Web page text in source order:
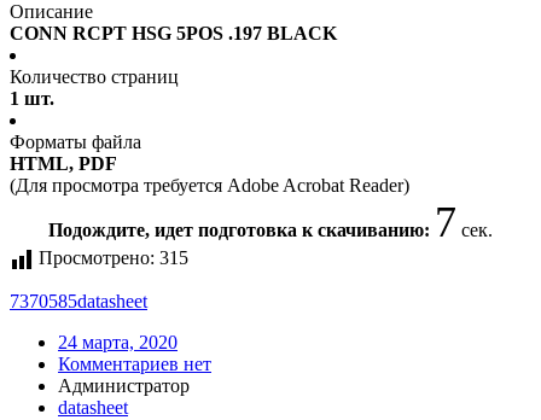
Описание
CONN RCPT HSG 5POS .197 BLACK
Количество страниц
1 шт.
Форматы файла
HTML, PDF
(Для просмотра требуется Adobe Acrobat Reader)
Подождите, идет подготовка к скачиванию: 6 сек.
Просмотрено: 315
7370585datasheet
24 марта, 2020
Комментариев нет
Администратор
datasheet